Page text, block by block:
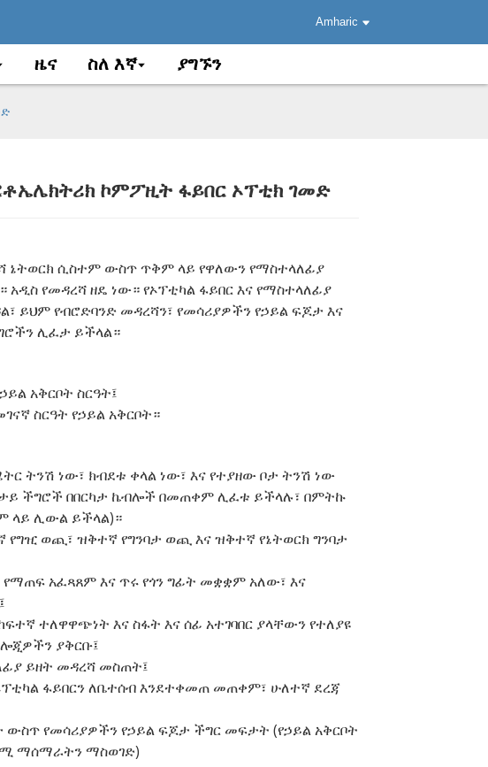
Amharic
ዜና ስለ እኛ ያግኙን
Loading...
Loading... ኮምፖዚት ፋይበር ኦፕቲክ ገመድ
ኔትወርክ ሲስተም ውስጥ ጥቅም ላይ የዋለውን የማስተላለፊያ
የመዳረሻ ዘዴ ነው። የኦፕቲካል ፋይበር እና የማስተላለፊያ
ይህም የብሮድባንድ መዳረሻን፣ የመሳሪያዎችን የኃይል ፍጆታ እና
ሊፈታ ይችላል።
አቅርቦት ስርዓት፤
ስርዓት የኃይል አቅርቦት።
ትንሽ ነው፣ ክብደቱ ቀላል ነው፣ እና የተያዘው ቦታ ትንሽ ነው
ችግሮች በበርካታ ኬብሎች በመጠቀም ሊፈቱ ይችላሉ፣ በምትኩ
ላይ ሊውል ይችላል)።
የግዢ ወጪ፣ ዝቅተኛ የግንባታ ወጪ እና ዝቅተኛ የኔትወርክ ግንባታ
አፈጻጸም እና ጥሩ የጎን ግፊት መቋቋም አለው፣ እና
ተለዋዋጭነት እና ስፋት እና ሰፊ አተገባበር ያላቸውን የተለያዩ
ያቅርቡ፤
ይዘት መዳረሻ መስጠት፤
ፋይበርን ለቤተሰብ እንደተቀመጠ መጠቀም፣ ሁለተኛ ደረጃ
ውስጥ የመሳሪያዎችን የኃይል ፍጆታ ችግር መፍታት (የኃይል አቅርቦት
ማሰማራትን ማስወገድ)